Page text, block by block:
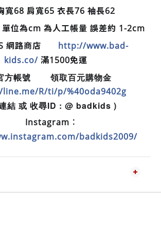
寬68 肩寬65 衣長76 袖長62
位為cm 為人工帳量 誤差約 1-2cm
網路商店
http://www.bad-
kids.co/ 滿1500免運
方帳號 領取百元購物金
R/ti/p/%40oda9402g
結 或 收尋ID : @ badkids )
Instagram︰
badkids2009/